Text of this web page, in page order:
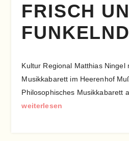
FRISCH
FUNKELND
Kultur Regional Matthias Ningel
Musikkabarett im Heerenhof
Philosophisches Musikkabarett
weiterlesen